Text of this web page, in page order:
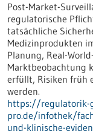
Post-Market-
regulatorische
tatsächliche
Medizinprodukten
Planung, Real-
Marktbeobachtung
erfüllt, Risiken früh
werden.
https://regulatorik-
pro.de/infothek/
und-klinische-